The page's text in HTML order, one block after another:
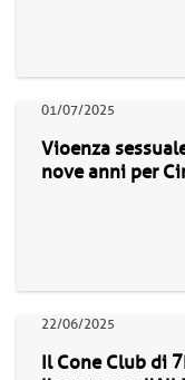
01/07/2025
Vioenza
nove anni per
22/06/2025
Il Cone Club di